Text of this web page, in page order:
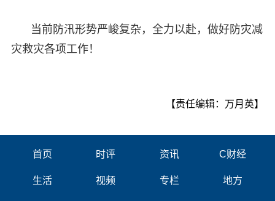
当前防汛形势严峻复杂，全力以赴，做好防灾减
灾救灾各项工作！
【责任编辑：万月英】
首页 时评 资讯 C财经
生活 视频 专栏 地方